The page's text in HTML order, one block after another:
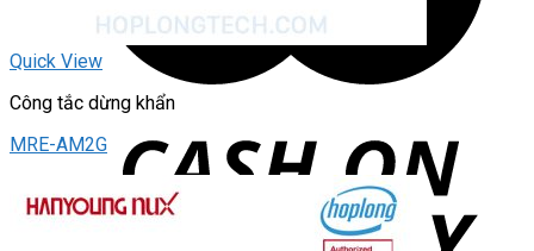
Quick View
Công tắc dừng khẩn
MRE-AM2G